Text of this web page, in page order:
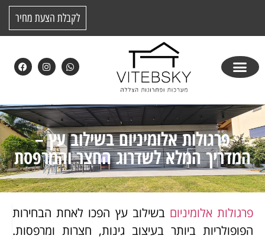
לקבלת הצעת מחיר
פרגולות אלומיניום בשילוב עץ –
המדריך המלא לשדרוג החצר והמרפסת
פרגולות אלומיניום בשילוב עץ הפכו לאחת הבחירות
הפופולריות ביותר בעיצוב גינות, חצרות ומרפסות.